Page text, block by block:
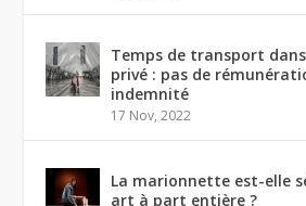
Temps de transport
privé : pas de
indemnité
17 Nov, 2022
La marionnette est-elle
art à part entière ?